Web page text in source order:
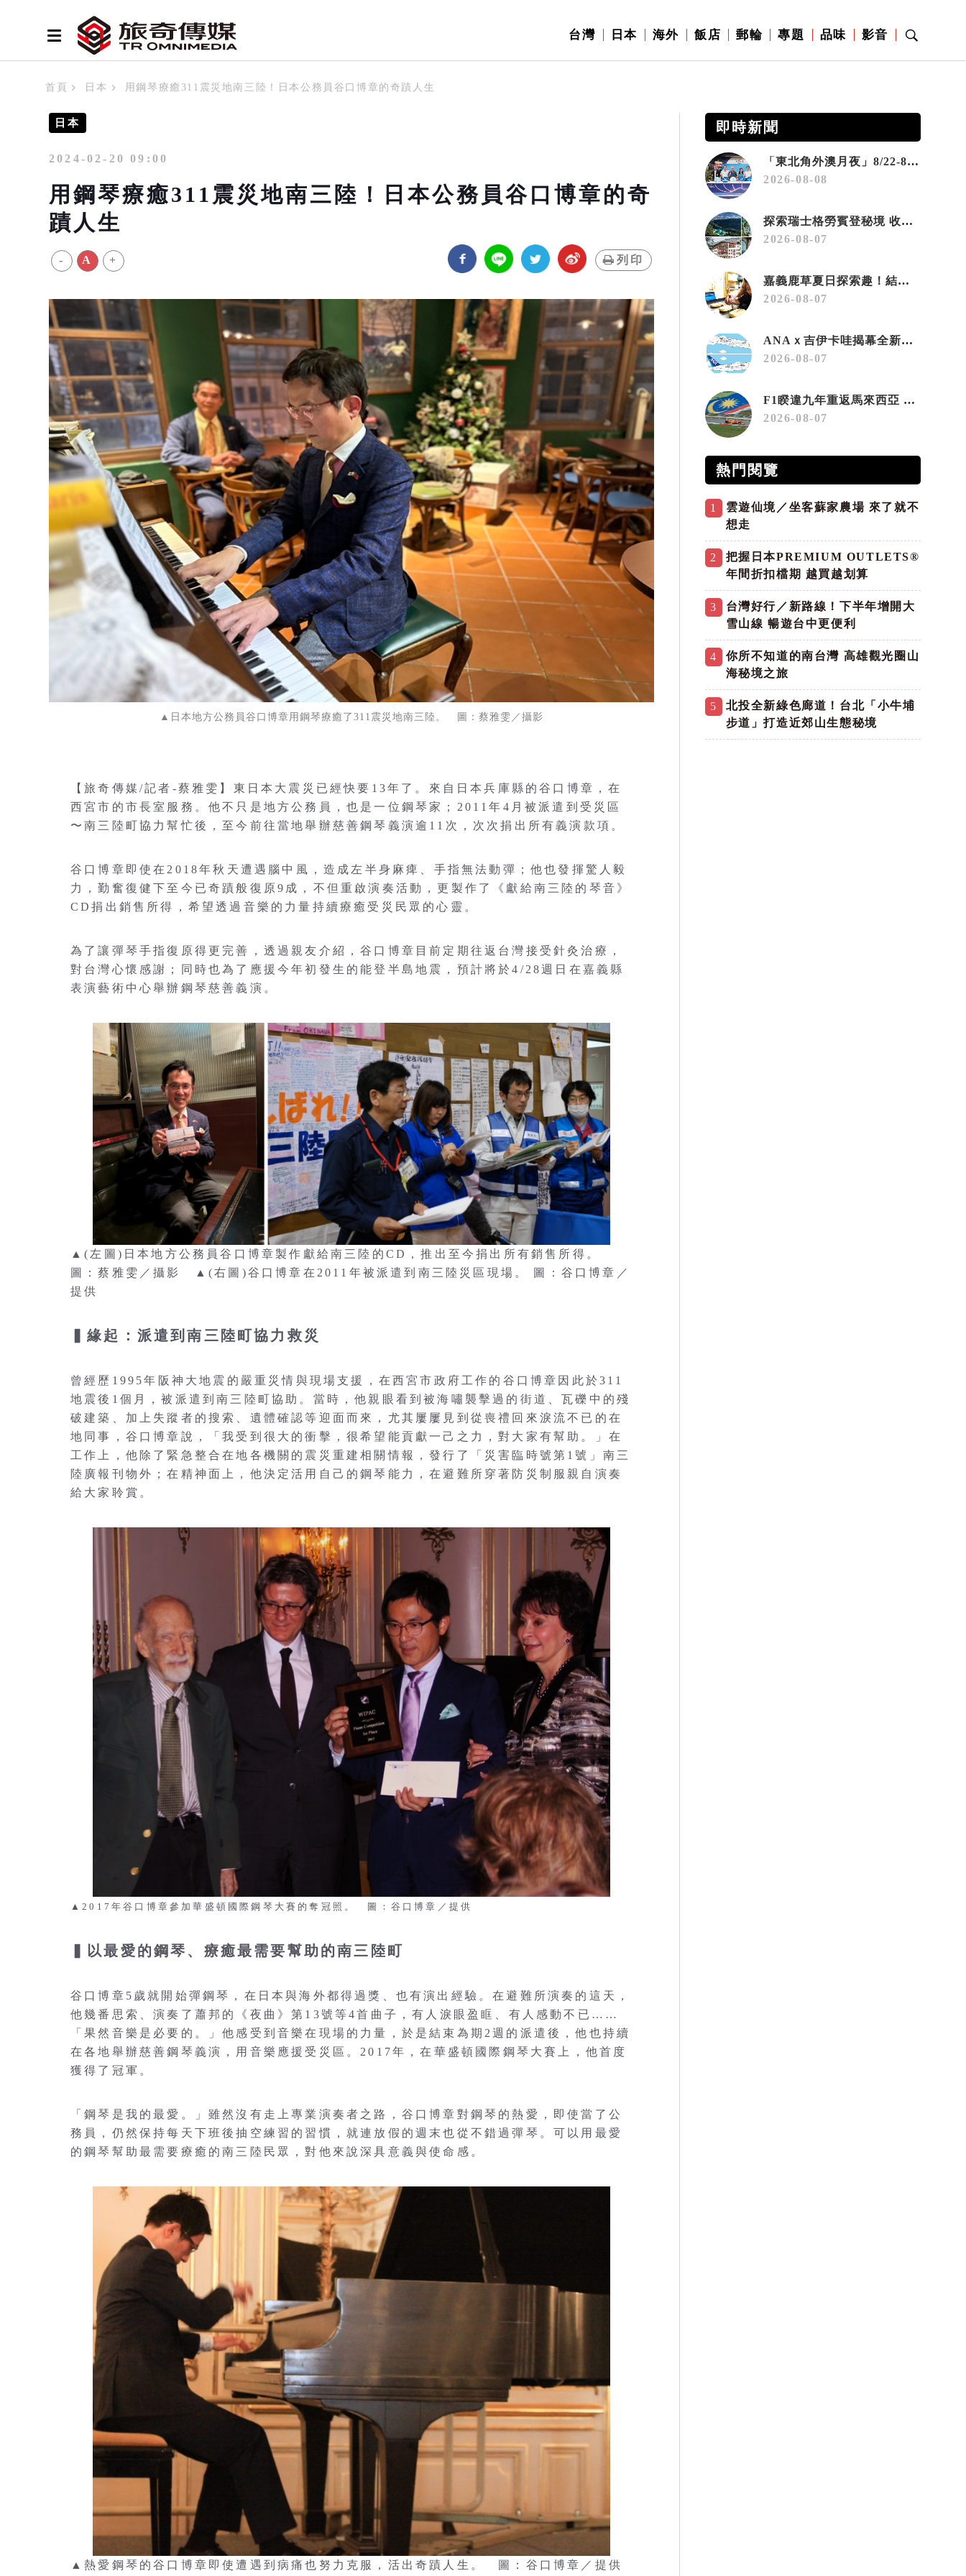
台灣 日本 海外 飯店 郵輪 專題 品味 影音
首頁 日本 用鋼琴療癒311震災地南三陸！日本公務員谷口博章的奇蹟人生
日本
2024-02-20 09:00
用鋼琴療癒311震災地南三陸！日本公務員谷口博章的奇
蹟人生
- A + 列印
▲日本地方公務員谷口博章用鋼琴療癒了311震災地南三陸。 圖：蔡雅雯／攝影
【旅奇傳媒/記者-蔡雅雯】東日本大震災已經快要13年了。來自日本兵庫縣的谷口博章，在
西宮市的市長室服務。他不只是地方公務員，也是一位鋼琴家；2011年4月被派遣到受災區
〜南三陸町協力幫忙後，至今前往當地舉辦慈善鋼琴義演逾11次，次次捐出所有義演款項。
谷口博章即使在2018年秋天遭遇腦中風，造成左半身麻痺、手指無法動彈；他也發揮驚人毅
力，勤奮復健下至今已奇蹟般復原9成，不但重啟演奏活動，更製作了《獻給南三陸的琴音》
CD捐出銷售所得，希望透過音樂的力量持續療癒受災民眾的心靈。
為了讓彈琴手指復原得更完善，透過親友介紹，谷口博章目前定期往返台灣接受針灸治療，
對台灣心懷感謝；同時也為了應援今年初發生的能登半島地震，預計將於4/28週日在嘉義縣
表演藝術中心舉辦鋼琴慈善義演。
▲(左圖)日本地方公務員谷口博章製作獻給南三陸的CD，推出至今捐出所有銷售所得。
圖：蔡雅雯／攝影 ▲(右圖)谷口博章在2011年被派遣到南三陸災區現場。 圖：谷口博章／
提供
▍緣起：派遣到南三陸町協力救災
曾經歷1995年阪神大地震的嚴重災情與現場支援，在西宮市政府工作的谷口博章因此於311
地震後1個月，被派遣到南三陸町協助。當時，他親眼看到被海嘯襲擊過的街道、瓦礫中的殘
破建築、加上失蹤者的搜索、遺體確認等迎面而來，尤其屢屢見到從喪禮回來淚流不已的在
地同事，谷口博章說，「我受到很大的衝擊，很希望能貢獻一己之力，對大家有幫助。」在
工作上，他除了緊急整合在地各機關的震災重建相關情報，發行了「災害臨時號第1號」南三
陸廣報刊物外；在精神面上，他決定活用自己的鋼琴能力，在避難所穿著防災制服親自演奏
給大家聆賞。
▲2017年谷口博章參加華盛頓國際鋼琴大賽的奪冠照。 圖：谷口博章／提供
▍以最愛的鋼琴、療癒最需要幫助的南三陸町
谷口博章5歲就開始彈鋼琴，在日本與海外都得過獎、也有演出經驗。在避難所演奏的這天，
他幾番思索、演奏了蕭邦的《夜曲》第13號等4首曲子，有人淚眼盈眶、有人感動不已……
「果然音樂是必要的。」他感受到音樂在現場的力量，於是結束為期2週的派遣後，他也持續
在各地舉辦慈善鋼琴義演，用音樂應援受災區。2017年，在華盛頓國際鋼琴大賽上，他首度
獲得了冠軍。
「鋼琴是我的最愛。」雖然沒有走上專業演奏者之路，谷口博章對鋼琴的熱愛，即使當了公
務員，仍然保持每天下班後抽空練習的習慣，就連放假的週末也從不錯過彈琴。可以用最愛
的鋼琴幫助最需要療癒的南三陸民眾，對他來說深具意義與使命感。
▲熱愛鋼琴的谷口博章即使遭遇到病痛也努力克服，活出奇蹟人生。 圖：谷口博章／提供
即時新聞
「東北角外澳月夜」8/22-8/23浪漫登場 串聯五漁村、音樂、市集、火舞與慢旅共度夏夜
2026-08-08
探索瑞士格勞賓登秘境 收藏六種阿爾卑斯夏日療癒之旅
2026-08-07
嘉義鹿草夏日探索趣！結合科學、農場與自然的親子小旅行
2026-08-07
ANAｘ吉伊卡哇揭幕全新彩繪機「Chiikawa JET」
2026-08-07
F1睽違九年重返馬來西亞 三大國際賽事打造10月運動旅遊熱潮 賽車、自行車、路跑同週登場
2026-08-07
熱門閱覽
1
雲遊仙境／坐客蘇家農場 來了就不
想走
2
把握日本PREMIUM OUTLETS®
年間折扣檔期 越買越划算
3
台灣好行／新路線！下半年增開大
雪山線 暢遊台中更便利
4
你所不知道的南台灣 高雄觀光圈山
海秘境之旅
5
北投全新綠色廊道！台北「小牛埔
步道」打造近郊山生態秘境